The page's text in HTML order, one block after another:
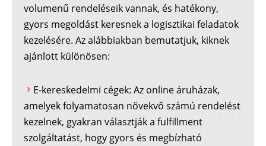
volumenű rendeléseik vannak, és hatékony,
gyors megoldást keresnek a logisztikai feladatok
kezelésére. Az alábbiakban bemutatjuk, kiknek
ajánlott különösen:
E-kereskedelmi cégek: Az online áruházak,
amelyek folyamatosan növekvő számú rendelést
kezelnek, gyakran választják a fulfillment
szolgáltatást, hogy gyors és megbízható